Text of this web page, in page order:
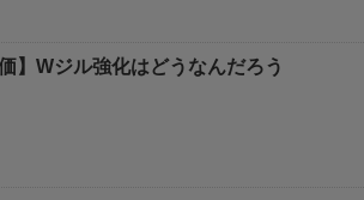
価】Wジル強化はどうなんだろう